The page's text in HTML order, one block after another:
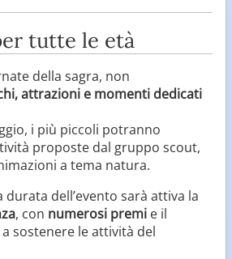
tutte le età
della sagra, non
attrazioni e momenti dedicati
i più piccoli potranno
proposte dal gruppo scout,
a tema natura.
dell’evento sarà attiva la
, con numerosi premi e il
sostenere le attività del